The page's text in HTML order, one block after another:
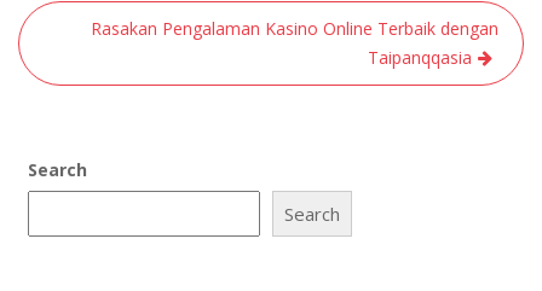
Rasakan Pengalaman Kasino Online Terbaik dengan
Taipanqqasia
Search
Search